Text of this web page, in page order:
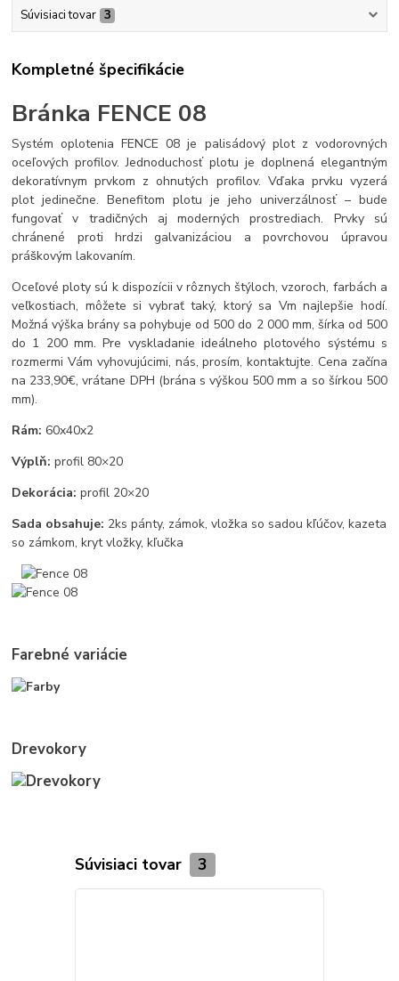
Súvisiaci tovar 3
Kompletné špecifikácie
Bránka FENCE 08
Systém oplotenia FENCE 08 je palisádový plot z vodorovných
oceľových profilov. Jednoduchosť plotu je doplnená elegantným
dekoratívnym prvkom z ohnutých profilov. Vďaka prvku vyzerá
plot jedinečne. Benefitom plotu je jeho univerzálnosť – bude
fungovať v tradičných aj moderných prostrediach. Prvky sú
chránené proti hrdzi galvanizáciou a povrchovou úpravou
práškovým lakovaním.
Oceľové ploty sú k dispozícii v rôznych štýloch, vzoroch, farbách a
veľkostiach, môžete si vybrať taký, ktorý sa Vm najlepšie hodí.
Možná výška brány sa pohybuje od 500 do 2 000 mm, šírka od 500
do 1 200 mm. Pre vyskladanie ideálneho plotového sýstému s
rozmermi Vám vyhovujúcimi, nás, prosím, kontaktujte. Cena začína
na 233,90€, vrátane DPH (brána s výškou 500 mm a so šírkou 500
mm).
Rám:60x40x2
Výplň:profil 80×20
Dekorácia:profil 20×20
Sada obsahuje: 2ks pánty, zámok, vložka so sadou kľúčov, kazeta
so zámkom, kryt vložky, kľučka
Farebné variácie
Drevokory
Súvisiaci tovar 3